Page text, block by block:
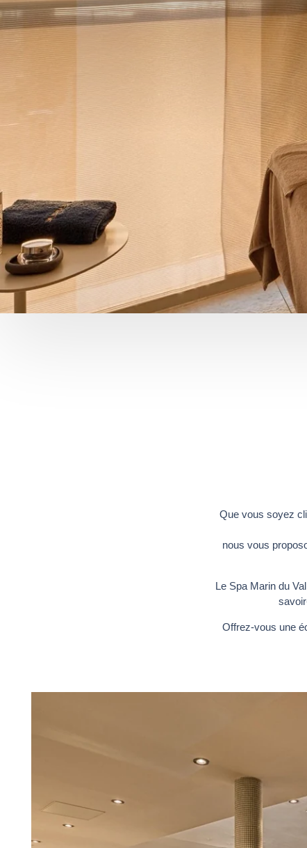
Que vous soyez
nous vous
Le Spa Marin du
Offrez-vous une